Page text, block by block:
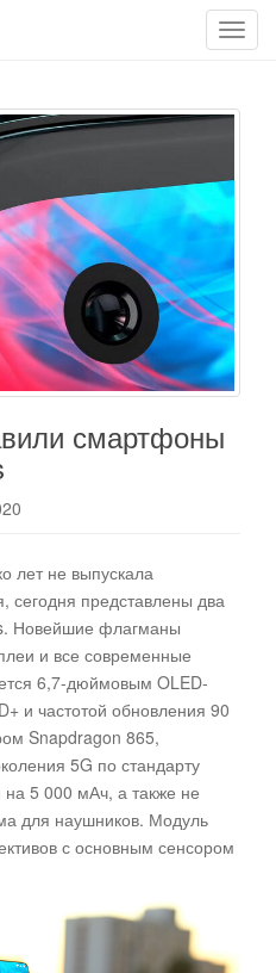
T
g
n
a
v
i
g
a
t
i
смартфоны
лет не выпускала
представлены два
Новейшие флагманы
и все современные
6,7-дюймовым OLED-
и частотой обновления 90
Snapdragon 865,
5G по стандарту
5 000 мАч, а также не
для наушников. Модуль
с основным сенсором